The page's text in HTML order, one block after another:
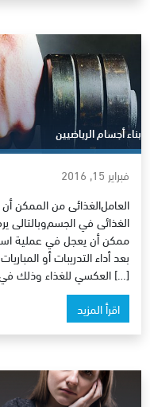
بناء أجسام الرياضيين
فبراير 15, 2016
بعد أداء التدريبات أو
يحدث التأثير ‪ العكسي للغذاء وذلك في حالة […]
اقرأ المزيد